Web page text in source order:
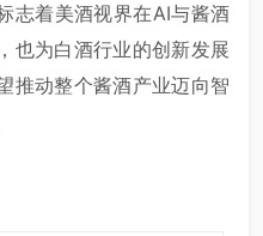
志着美酒视界在AI与酱酒
也为白酒行业的创新发展
推动整个酱酒产业迈向智